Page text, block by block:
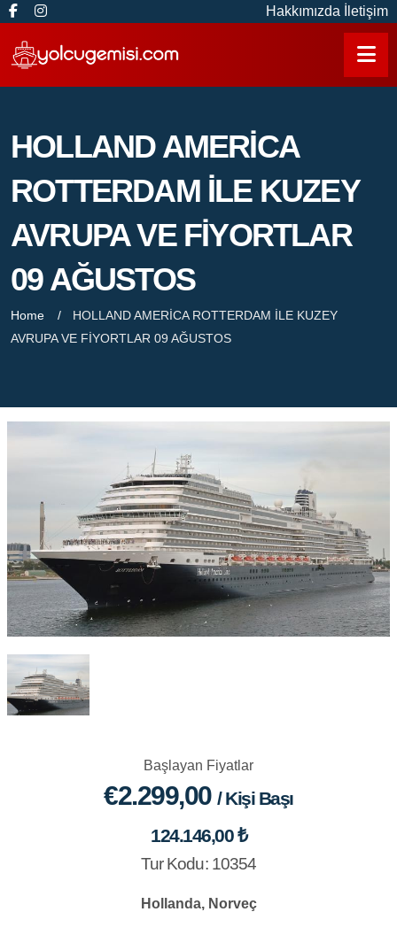
Hakkımızda İletişim
HOLLAND AMERİCA
ROTTERDAM İLE KUZEY
AVRUPA VE FİYORTLAR
09 AĞUSTOS
Home
HOLLAND AMERİCA ROTTERDAM İLE KUZEY
AVRUPA VE FİYORTLAR 09 AĞUSTOS
Başlayan Fiyatlar
€2.299,00/ Kişi Başı
124.146,00 ₺
Tur Kodu: 10354
Hollanda, Norveç